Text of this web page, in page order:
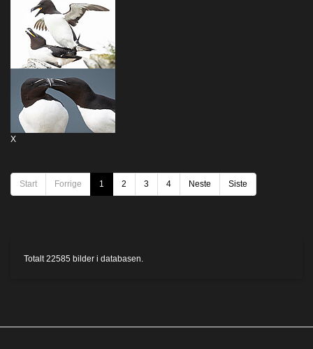
X
Start Forrige 1 2 3 4 Neste Siste
Totalt 22585 bilder i databasen.